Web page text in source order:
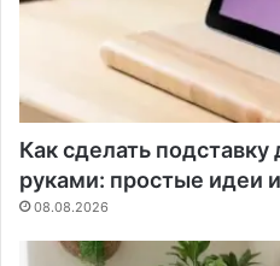
Как сделать
руками: простые идеи
08.08.2026